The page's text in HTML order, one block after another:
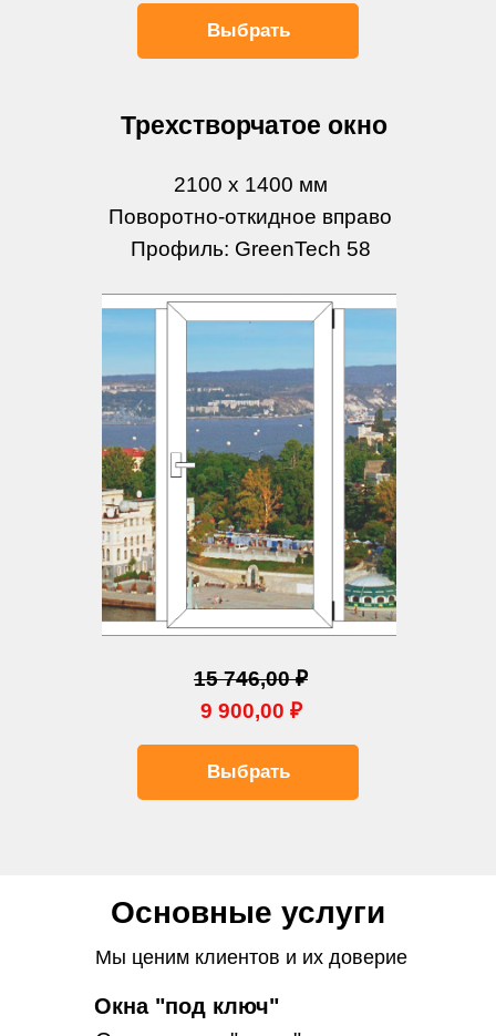
Выбрать
Трехстворчатое окно
2100 х 1400 мм
Поворотно-откидное вправо
Профиль: GreenTech 58
15 746,00 ₽
9 900,00 ₽
Выбрать
Основные услуги
Мы ценим клиентов и их доверие
Окна "под ключ"